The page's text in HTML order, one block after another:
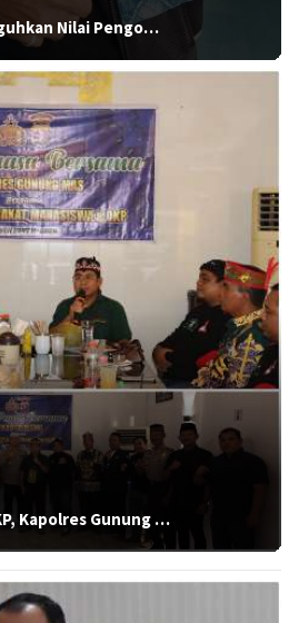
Nilai Pengo…
Kapolres Gunung …